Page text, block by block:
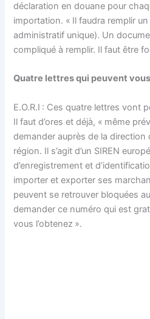
déclaration en douane pour
importation. « Il faudra remplir
administratif unique). Un
compliqué à remplir. Il faut être
Quatre lettres qui peuvent
E.O.R.I : Ces quatre lettres vont
Il faut d’ores et déjà, « même
demander auprès de la direction
région. Il s’agit d’un SIREN
d’enregistrement et
importer et exporter ses
peuvent se retrouver bloquées
demander ce numéro qui est
vous l’obtenez ».